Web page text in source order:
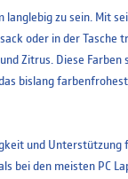
zu sein. Mit
oder in der
Zitrus. Diese
bislang
und
bei den meisten PC